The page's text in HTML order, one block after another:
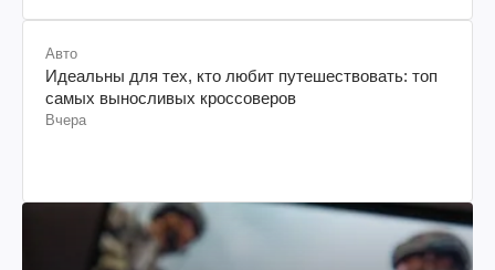
Авто
Идеальны для тех, кто любит путешествовать: топ
самых выносливых кроссоверов
Вчера